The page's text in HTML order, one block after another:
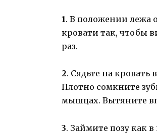
1. В положении лежа
кровати так, чтобы
раз.
2. Сядьте на
Плотно сомкните
мышцах. Вытяните
3. Займите позу как